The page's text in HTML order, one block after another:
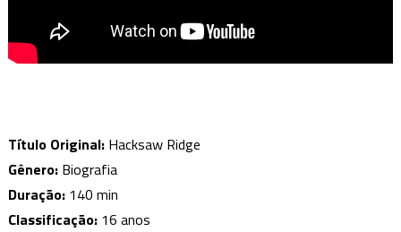
Título Original:Hacksaw Ridge
Gênero:Biografia
Duração:140 min
Classificação:16 anos